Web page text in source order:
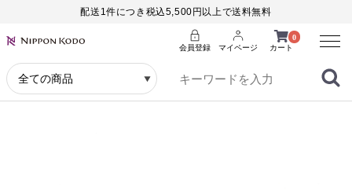
配送1件につき税込5,500円以上で送料無料
0
カート
会員登録 マイページ
Menu